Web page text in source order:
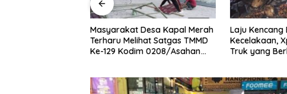
Laju Kencang Berujung
Kecelakaan, Xpander Hantam
Truk yang Berhenti di Bahu
Kurang dari
Lima Puluh
Curas